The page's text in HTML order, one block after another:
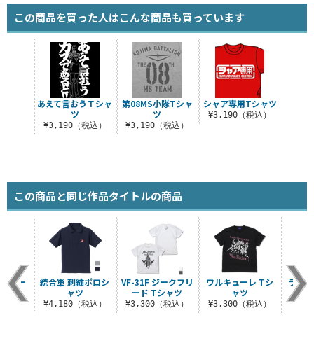
この商品を買った人はこんな商品も買っています
第08MS小隊Tシャ
ツ
¥3,190（税込）
シャア専用Tシャツ
¥3,190（税込）
あえて言おうＴシャ
ツ
¥3,190（税込）
この商品と同じ作品タイトルの商品
VF-31F ジークフリ
ード Tシャツ
¥3,300（税込）
ワルキューレ Tシ
ャツ
¥3,300（税込）
ラン
リ
カー
込）
統合軍 刺繍ポロシ
ャツ
¥4,180（税込）